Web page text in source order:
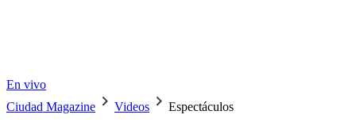
En vivo
Ciudad Magazine
Videos Espectáculos